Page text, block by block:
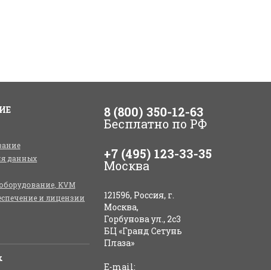
данных
KVM
и лицензии
8 (800) 350-12-63
Бесплатно по РФ
+7 (495) 123-33-35
Москва
121596, Россия, г.
Москва,
Горбунова ул., 2с3
БЦ «Гранд Сетунь
Плаза»
E-mail: